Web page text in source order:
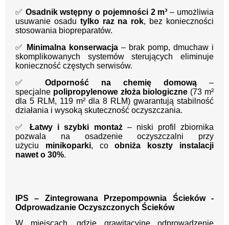
✅ Osadnik wstępny o pojemności 2 m³ – umożliwia
usuwanie osadu tylko raz na rok, bez konieczności
stosowania biopreparatów.
✅
Minimalna konserwacja – brak pomp, dmuchaw i
skomplikowanych systemów sterujących eliminuje
konieczność częstych serwisów.
✅ Odporność na chemię domową –
specjalne polipropylenowe złoża biologiczne (73 m²
dla 5 RLM, 119 m² dla 8 RLM) gwarantują stabilność
działania i wysoką skuteczność oczyszczania.
✅Łatwy i szybki montaż– niski profil zbiornika
pozwala na osadzenie oczyszczalni przy
użyciu minikoparki, coobniża koszty instalacji
nawet o 30%.
IPS – Zintegrowana Przepompownia Ścieków -
Odprowadzanie Oczyszczonych Ścieków
W miejscach, gdzie grawitacyjne odprowadzenie